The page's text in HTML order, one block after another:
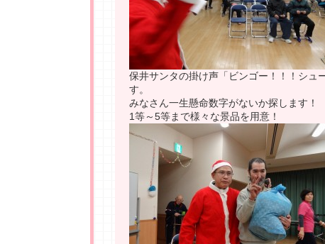
保井サンタの掛け声「ビンゴー！！！シュ
す。
みなさん一生懸命数字がないか探します！
1等～5等まで様々な景品を用意！